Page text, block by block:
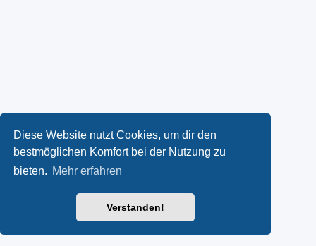
Diese Website nutzt Cookies, um dir den
bestmöglichen Komfort bei der Nutzung zu
bieten. Mehr erfahren
Verstanden!